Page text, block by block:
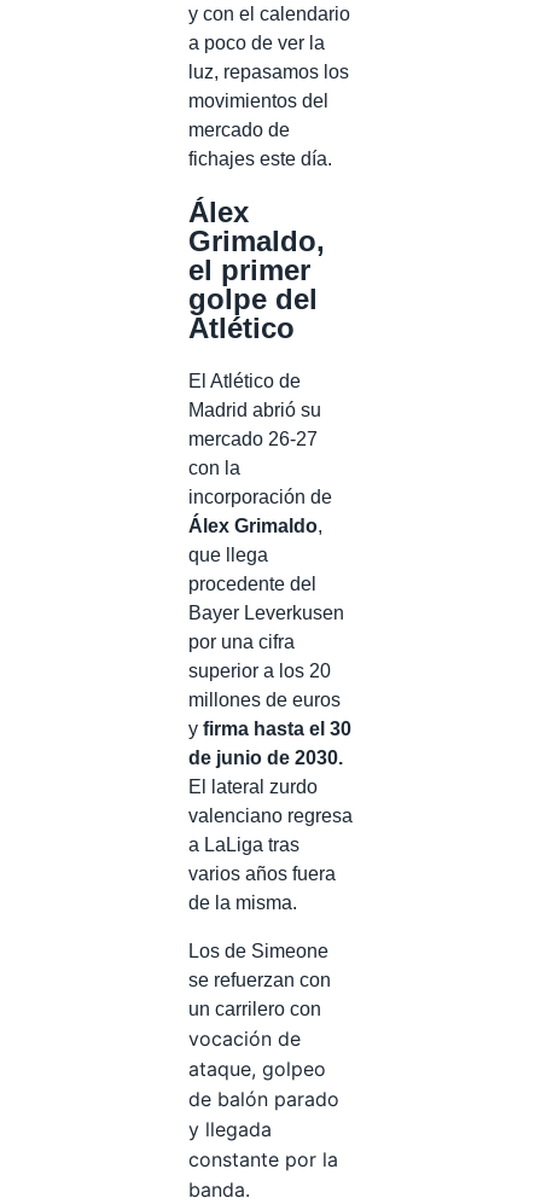
y con el calendario
a poco de ver la
luz, repasamos los
movimientos del
mercado de
fichajes este día.
Álex
Grimaldo,
el primer
golpe del
Atlético
El Atlético de
Madrid abrió su
mercado 26-27
con la
incorporación de
Álex Grimaldo,
que llega
procedente del
Bayer Leverkusen
por una cifra
superior a los 20
millones de euros
y firma hasta el 30
de junio de 2030.
El lateral zurdo
valenciano regresa
a LaLiga tras
varios años fuera
de la misma.
Los de Simeone
se refuerzan con
un carrilero con
vocación de
ataque, golpeo
de balón parado
y llegada
constante por la
banda.